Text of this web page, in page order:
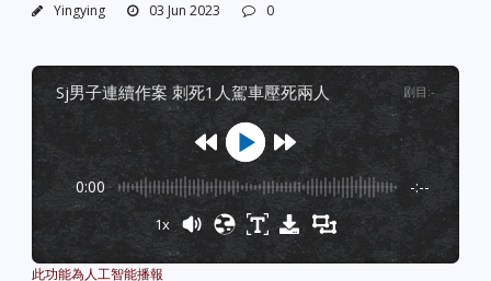
Yingying 03 Jun 2023 0
sj男子連續作案 刺死1人駕車壓死兩人 剧目 :-
0:00 -:--
1x